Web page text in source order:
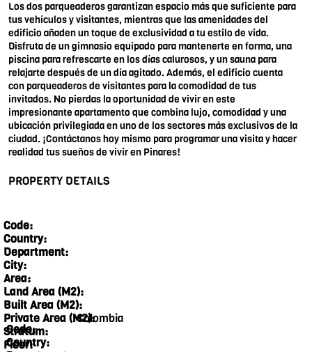
Los dos parqueaderos garantizan espacio más que suficiente para
tus vehículos y visitantes, mientras que las amenidades del
edificio añaden un toque de exclusividad a tu estilo de vida.
Disfruta de un gimnasio equipado para mantenerte en forma, una
piscina para refrescarte en los días calurosos, y un sauna para
relajarte después de un día agitado. Además, el edificio cuenta
con parqueaderos de visitantes para la comodidad de tus
invitados. No pierdas la oportunidad de vivir en este
impresionante apartamento que combina lujo, comodidad y una
ubicación privilegiada en uno de los sectores más exclusivos de la
ciudad. ¡Contáctanos hoy mismo para programar una visita y hacer
realidad tus sueños de vivir en Pinares!
PROPERTY DETAILS
Code:
Country:
Department:
City:
Area:
Land Area (M2):
Built Area (M2):
Private Area (M2):
Stratum:
Floor:
Colombia
Code:
Country: